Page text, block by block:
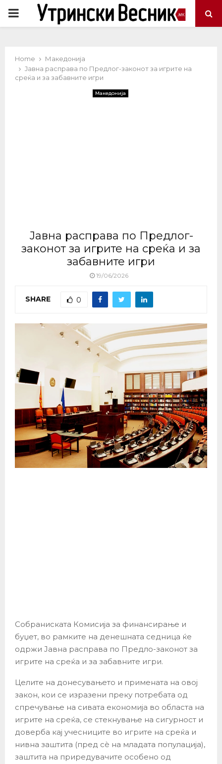
PRIMARY
Home
Македонија
Јавна расправа по Предлог-законот за игрите на
среќа и за забавните игри
Македонија
Јавна расправа по Предлог-
законот за игрите на среќа и за
забавните игри
19/06/2026
SHARE 0
Собраниската Комисија за финансирање и
буџет, во рамките на денешната седница ќе
одржи Јавна расправа по Предло-законот за
игрите на среќа и за забавните игри.
Целите на донесувањето и примената на овој
закон, кои се изразени преку потребата од
спречување на сивата економија во областа на
игрите на среќа, се стекнување на сигурност и
доверба кај учесниците во игрите на среќа и
нивна заштита (пред сè на младата популација),
заштита на приредувачите особено од